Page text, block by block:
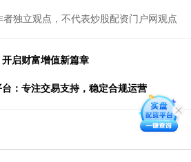
者独立观点，不代表炒股配资门户网观点
启财富增值新篇章
：专注交易支持，稳定合规运营